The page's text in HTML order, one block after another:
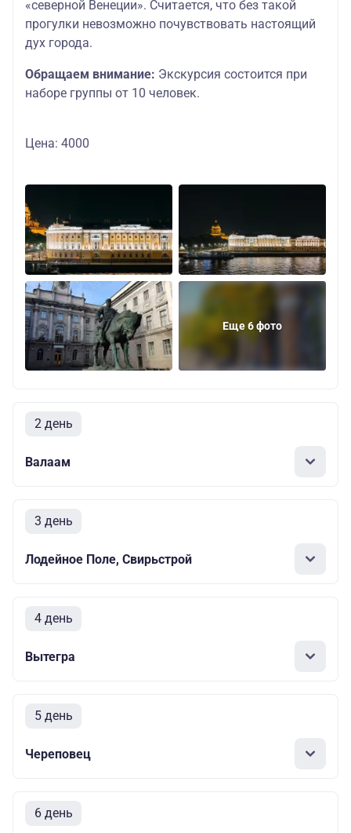
«северной Венеции». Считается, что без такой
прогулки невозможно почувствовать настоящий
дух города.
Обращаем внимание: Экскурсия состоится при
наборе группы от 10 человек.
Цена: 4000
Еще 6 фото
2 день
Валаам
3 день
Лодейное Поле, Свирьстрой
4 день
Вытегра
5 день
Череповец
6 день